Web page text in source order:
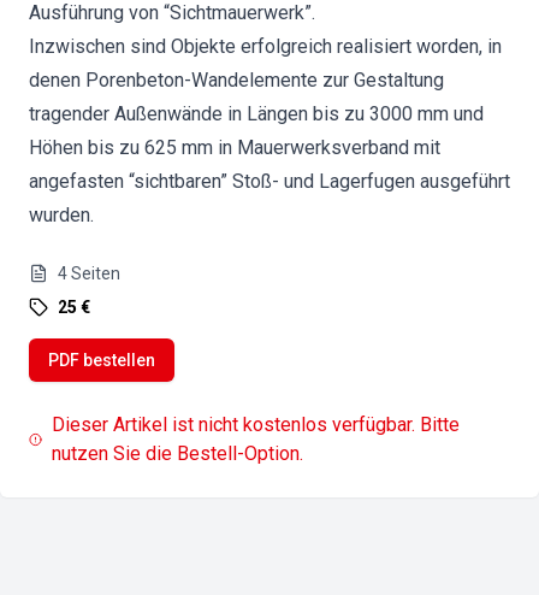
Ausführung von “Sichtmauerwerk”.
Inzwischen sind Objekte erfolgreich realisiert worden, in
denen Porenbeton-Wandelemente zur Gestaltung
tragender Außenwände in Längen bis zu 3000 mm und
Höhen bis zu 625 mm in Mauerwerksverband mit
angefasten “sichtbaren” Stoß- und Lagerfugen ausgeführt
wurden.
4Seiten
25 €
PDF bestellen
Dieser Artikel ist nicht kostenlos verfügbar. Bitte
nutzen Sie die Bestell-Option.